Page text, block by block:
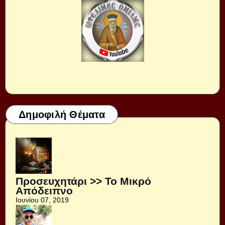
Δημοφιλή Θέματα
Προσευχητάρι >> Το Μικρό
Απόδειπνο
Ιουνίου 07, 2019